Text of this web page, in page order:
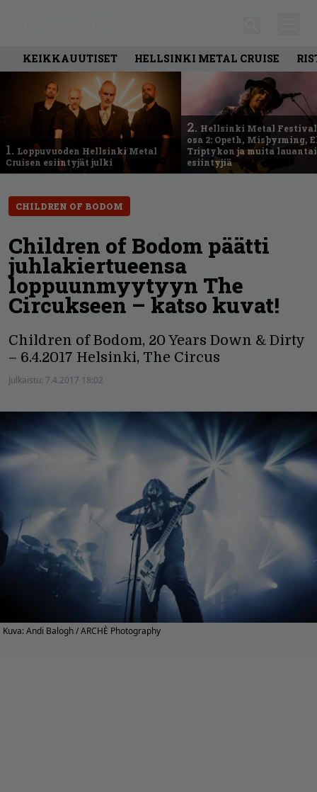
KEIKKAUUTISET HELLSINKI METAL CRUISE
1. Loppuvuoden Hellsinki Metal
Cruisen esiintyjät julki
2. Hellsinki Metal
osa 2: Opeth, Misþyrming,
Triptykon ja muita
esiintyjiä
CHILDREN OF BODOM
Children of Bodom päätti
juhlakiertueensa
loppuunmyytyyn The
Circukseen – katso kuvat!
Children of Bodom, 20 Years Down & Dirty
– 6.4.2017 Helsinki, The Circus
Julkaistu: 7.4.2017 18:02
Kuva: Andi Balogh / ARCHÈ Photography